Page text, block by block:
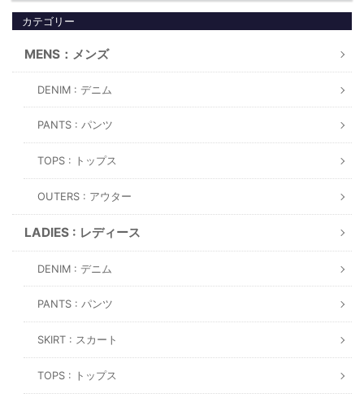
カテゴリー
MENS：メンズ
DENIM : デニム
PANTS : パンツ
TOPS : トップス
OUTERS : アウター
LADIES : レディース
DENIM : デニム
PANTS : パンツ
SKIRT : スカート
TOPS : トップス